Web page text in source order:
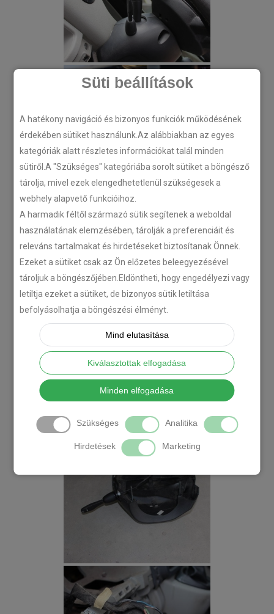
Süti beállítások
A hatékony navigáció és bizonyos funkciók működésének
érdekében sütiket használunk.Az alábbiakban az egyes
kategóriák alatt részletes információkat talál minden
sütiről.A "Szükséges" kategóriába sorolt sütiket a böngésző
tárolja, mivel ezek elengedhetetlenül szükségesek a
webhely alapvető funkcióihoz.
A harmadik féltől származó sütik segítenek a weboldal
használatának elemzésében, tárolják a preferenciáit és
releváns tartalmakat és hirdetéseket biztosítanak Önnek.
Ezeket a sütiket csak az Ön előzetes beleegyezésével
tároljuk a böngészőjében.Eldöntheti, hogy engedélyezi vagy
letiltja ezeket a sütiket, de bizonyos sütik letiltása
befolyásolhatja a böngészési élményt.
Mind elutasítása
Kiválasztottak elfogadása
Minden elfogadása
Szükséges Analitika
Hirdetések Marketing